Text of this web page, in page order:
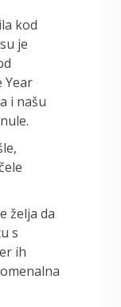
kod
je
Year
i našu
želja da
s
ih